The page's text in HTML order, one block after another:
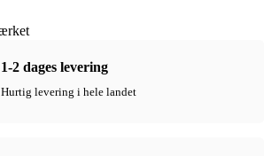
1-2 dages levering
Hurtig levering i hele landet